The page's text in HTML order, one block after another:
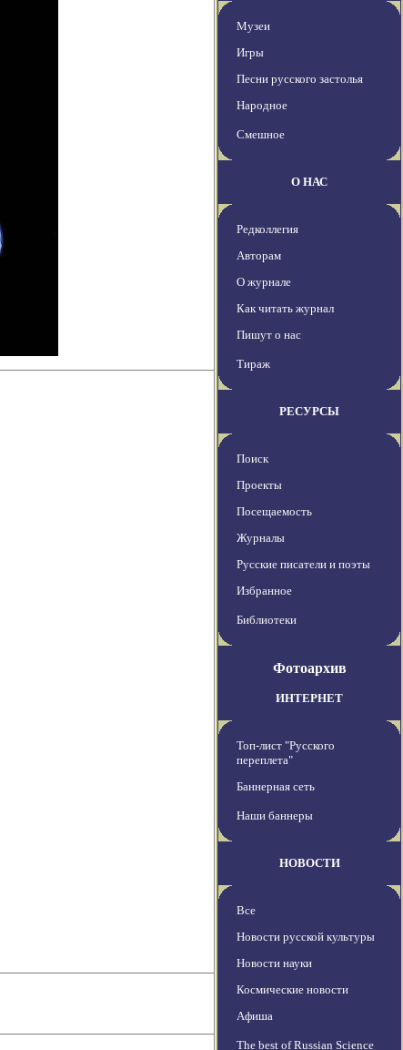
Музеи
Игры
Песни русского застолья
Народное
Смешное
О НАС
Редколлегия
Авторам
О журнале
Как читать журнал
Пишут о нас
Тираж
РЕСУРСЫ
Поиск
Проекты
Посещаемость
Журналы
Русские писатели и поэты
Избранное
Библиотеки
Фотоархив
ИНТЕРНЕТ
Топ-лист "Русского
переплета"
Баннерная сеть
Наши баннеры
НОВОСТИ
Все
Новости русской культуры
Новости науки
Космические новости
Афиша
The best of Russian Science